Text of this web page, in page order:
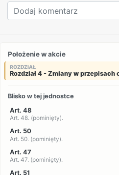
Położenie w akcie
ROZDZIAŁ
Rozdział 4 - Zmiany w
Blisko w tej jednostce
Art. 48
Art. 48. (pominięty).
Art. 50
Art. 50. (pominięty).
Art. 47
Art. 47. (pominięty).
Art. 51